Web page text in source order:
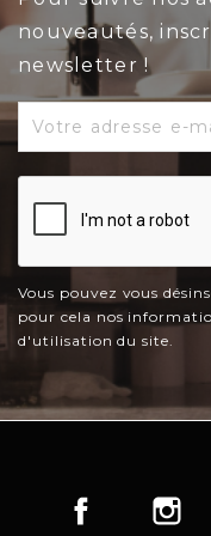
nouveautés,
newsletter !
Vous pouvez vous
pour cela nos
d'utilisation du site.
Facebook